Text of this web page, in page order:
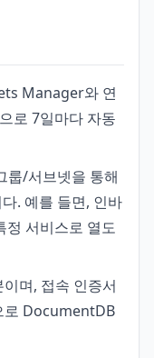
Manager와 연
로 7일마다 자동
룹/서브넷을 통해
. 예를 들면, 인바
정 서비스로 열도
며, 접속 인증서
로 DocumentDB